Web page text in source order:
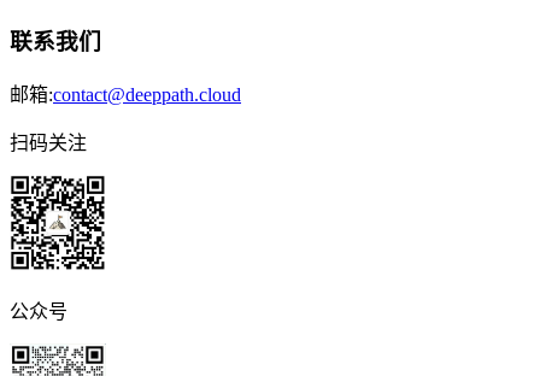
联系我们
邮箱:contact@deeppath.cloud
扫码关注
公众号